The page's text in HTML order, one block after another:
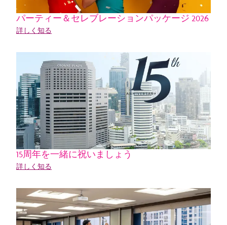
パーティー＆セレブレーションパッケージ 2026
詳しく知る
15周年を一緒に祝いましょう
詳しく知る